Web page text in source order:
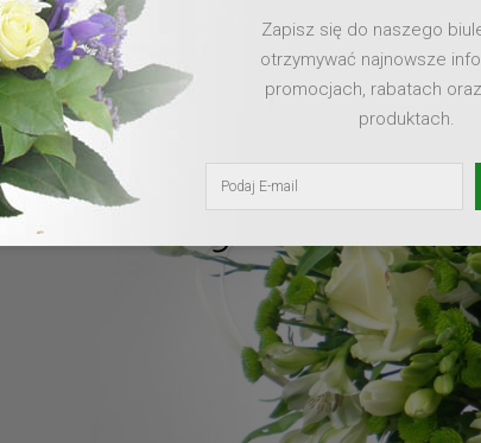
Zapisz się do naszego
otrzymywać najnowsze
promocjach, rabatach
produktach.